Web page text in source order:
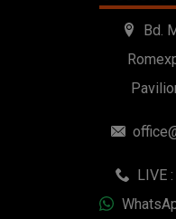
LIVE :
© 2019-2026 DOGAN